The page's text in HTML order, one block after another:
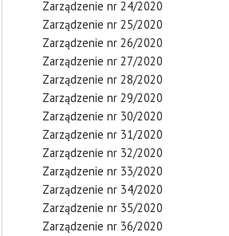
Zarządzenie nr 24/2020
Zarządzenie nr 25/2020
Zarządzenie nr 26/2020
Zarządzenie nr 27/2020
Zarządzenie nr 28/2020
Zarządzenie nr 29/2020
Zarządzenie nr 30/2020
Zarządzenie nr 31/2020
Zarządzenie nr 32/2020
Zarządzenie nr 33/2020
Zarządzenie nr 34/2020
Zarządzenie nr 35/2020
Zarządzenie nr 36/2020